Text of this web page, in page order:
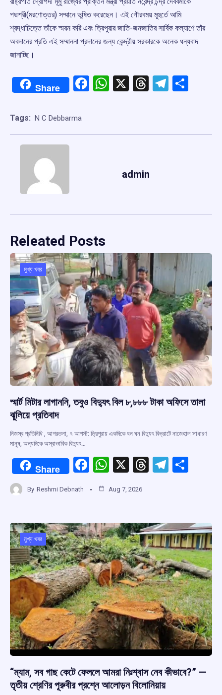
পদ্মশ্রী(মরণোত্তর) সম্মানে ভুষিত করেছেন। এই গৌরবময় মূহুর্তে আমি
শ্রদ্ধাচিত্তে তাঁকে স্মরন করি এবং ত্রিপুরার জাতি-জনজাতির সার্বিক কল্যাণে তাঁর
অবদানের প্রতি এই সম্মাননা প্রদানের জন্য কেন্দ্রীয় সরকারকে অনেক ধন্যবাদ
জানাচ্ছি।
Share Facebook
WhatsApp
X Threads
Tags: N C Debbarma
admin
Releated Posts
মুখ্য খবর
স্মার্ট মিটার লাগাননি, তবুও বিদ্যুৎ বিল ৮,৮৮৮ টাকা অফিসে তালা
ঝুলিয়ে প্রতিবাদ
নিজস্ব প্রতিনিধি , আগরতলা, ৭ আগস্ট: ত্রিপুরায় একদিকে ঘন ঘন বিদ্যুৎ বিভ্রাটে নাজেহাল সাধারণ
মানুষ, অন্যদিকে অস্বাভাবিক বিদ্যুৎ…
Share
F
ce
o
o
k
W
at
A
p
p
X
T
d
s
T
a
m
By Reshmi Debnath Aug 7, 2026
মুখ্য খবর
“ম্যাম, সব গাছ কেটে ফেললে আমরা নিঃশ্বাস নেব কীভাবে?” —
তৃতীয় শ্রেণির পূরুবীর প্রশ্নে আলোড়ন বিলোনিয়ায়